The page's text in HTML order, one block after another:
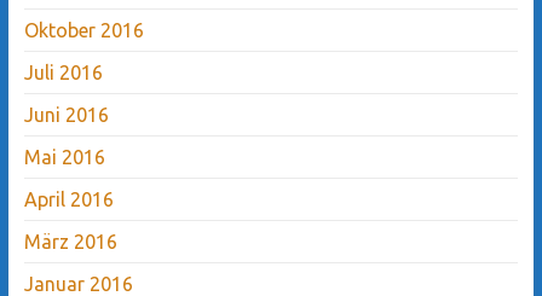
Oktober 2016
Juli 2016
Juni 2016
Mai 2016
April 2016
März 2016
Januar 2016